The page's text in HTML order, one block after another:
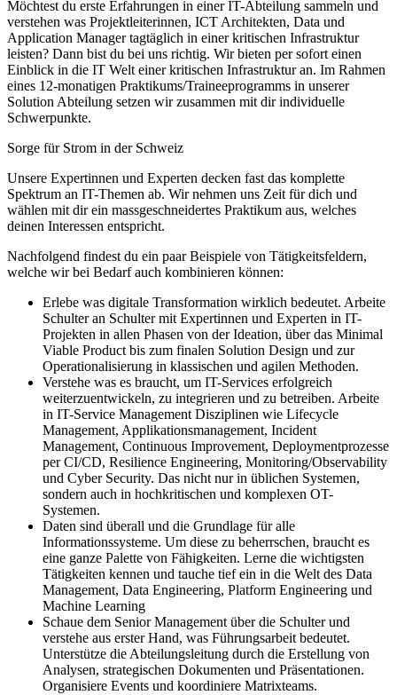
Möchtest du erste Erfahrungen in einer IT-Abteilung sammeln und
verstehen was Projektleiterinnen, ICT Architekten, Data und
Application Manager tagtäglich in einer kritischen Infrastruktur
leisten? Dann bist du bei uns richtig. Wir bieten per sofort einen
Einblick in die IT Welt einer kritischen Infrastruktur an. Im Rahmen
eines 12-monatigen Praktikums/Traineeprogramms in unserer
Solution Abteilung setzen wir zusammen mit dir individuelle
Schwerpunkte.
Sorge für Strom in der Schweiz
Unsere Expertinnen und Experten decken fast das komplette
Spektrum an IT-Themen ab. Wir nehmen uns Zeit für dich und
wählen mit dir ein massgeschneidertes Praktikum aus, welches
deinen Interessen entspricht.
Nachfolgend findest du ein paar Beispiele von Tätigkeitsfeldern,
welche wir bei Bedarf auch kombinieren können:
Erlebe was digitale Transformation wirklich bedeutet. Arbeite
Schulter an Schulter mit Expertinnen und Experten in IT-
Projekten in allen Phasen von der Ideation, über das Minimal
Viable Product bis zum finalen Solution Design und zur
Operationalisierung in klassischen und agilen Methoden.
Verstehe was es braucht, um IT-Services erfolgreich
weiterzuentwickeln, zu integrieren und zu betreiben. Arbeite
in IT-Service Management Disziplinen wie Lifecycle
Management, Applikationsmanagement, Incident
Management, Continuous Improvement, Deploymentprozesse
per CI/CD, Resilience Engineering, Monitoring/Observability
und Cyber Security. Das nicht nur in üblichen Systemen,
sondern auch in hochkritischen und komplexen OT-
Systemen.
Daten sind überall und die Grundlage für alle
Informationssysteme. Um diese zu beherrschen, braucht es
eine ganze Palette von Fähigkeiten. Lerne die wichtigsten
Tätigkeiten kennen und tauche tief ein in die Welt des Data
Management, Data Engineering, Platform Engineering und
Machine Learning
Schaue dem Senior Management über die Schulter und
verstehe aus erster Hand, was Führungsarbeit bedeutet.
Unterstütze die Abteilungsleitung durch die Erstellung von
Analysen, strategischen Dokumenten und Präsentationen.
Organisiere Events und koordiniere Matrixteams.